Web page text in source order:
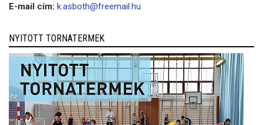
E-mail cím: k.asboth@freemail.hu
NYITOTT TORNATERMEK